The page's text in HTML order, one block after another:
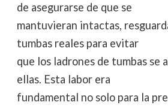
de asegurarse de que se
mantuvieran intactas,
tumbas reales para evitar
que los ladrones de tumbas se
ellas. Esta labor era
fundamental no solo para la